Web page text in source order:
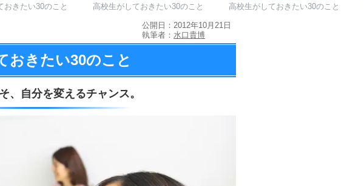
おきたい30のこと 高校生がしておきたい30のこと 高校生がしておきたい30のこと
公開日：2012年10月21日
執筆者： 水口貴博
おきたい30のこと
、 自分を変えるチャンス。